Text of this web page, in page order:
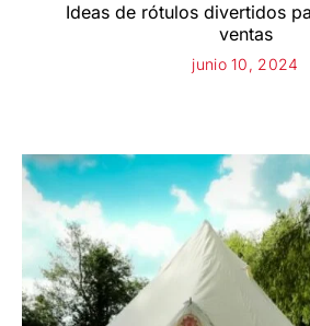
Ideas de rótulos divertidos
ventas
junio 10, 2024